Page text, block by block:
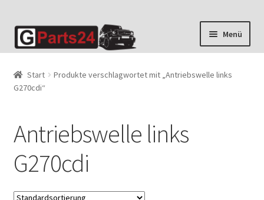
Zur
Navigation
Zum
Inhalt
Menü
Start
Produkte verschlagwortet mit „Antriebswelle links
G270cdi“
Antriebswelle links
G270cdi